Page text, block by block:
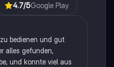
4.7/5Google Play
bedienen und gut
alles gefunden,
und konnte viel aus